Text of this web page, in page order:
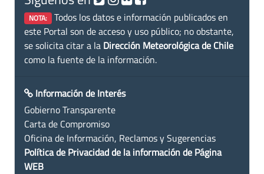
NOTA: Todos los datos e información publicados en
este Portal son de acceso y uso público; no obstante,
se solicita citar a la Dirección Meteorológica de Chile
como la fuente de la información.
Información de Interés
Gobierno Transparente
Carta de Compromiso
Oficina de Información, Reclamos y Sugerencias
Política de Privacidad de la información de Página
WEB